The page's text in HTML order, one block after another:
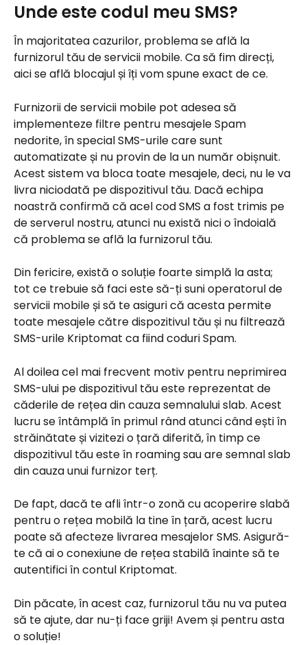
Unde este codul meu SMS?
În majoritatea cazurilor, problema se află la
furnizorul tău de servicii mobile. Ca să fim direcți,
aici se află blocajul și îți vom spune exact de ce.
Furnizorii de servicii mobile pot adesea să
implementeze filtre pentru mesajele Spam
nedorite, în special SMS-urile care sunt
automatizate și nu provin de la un număr obișnuit.
Acest sistem va bloca toate mesajele, deci, nu le va
livra niciodată pe dispozitivul tău. Dacă echipa
noastră confirmă că acel cod SMS a fost trimis pe
de serverul nostru, atunci nu există nici o îndoială
că problema se află la furnizorul tău.
Din fericire, există o soluție foarte simplă la asta;
tot ce trebuie să faci este să-ți suni operatorul de
servicii mobile și să te asiguri că acesta permite
toate mesajele către dispozitivul tău și nu filtrează
SMS-urile Kriptomat ca fiind coduri Spam.
Al doilea cel mai frecvent motiv pentru neprimirea
SMS-ului pe dispozitivul tău este reprezentat de
căderile de rețea din cauza semnalului slab. Acest
lucru se întâmplă în primul rând atunci când ești în
străinătate și vizitezi o țară diferită, în timp ce
dispozitivul tău este în roaming sau are semnal slab
din cauza unui furnizor terț.
De fapt, dacă te afli într-o zonă cu acoperire slabă
pentru o rețea mobilă la tine în țară, acest lucru
poate să afecteze livrarea mesajelor SMS. Asigură-
te că ai o conexiune de rețea stabilă înainte să te
autentifici în contul Kriptomat.
Din păcate, în acest caz, furnizorul tău nu va putea
să te ajute, dar nu-ți face griji! Avem și pentru asta
o soluție!